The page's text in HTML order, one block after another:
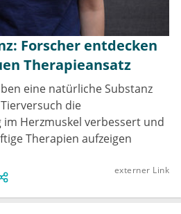
Forscher entdecken
Therapieansatz
eine natürliche Substanz
die
Herzmuskel verbessert und
Therapien aufzeigen
externer Link